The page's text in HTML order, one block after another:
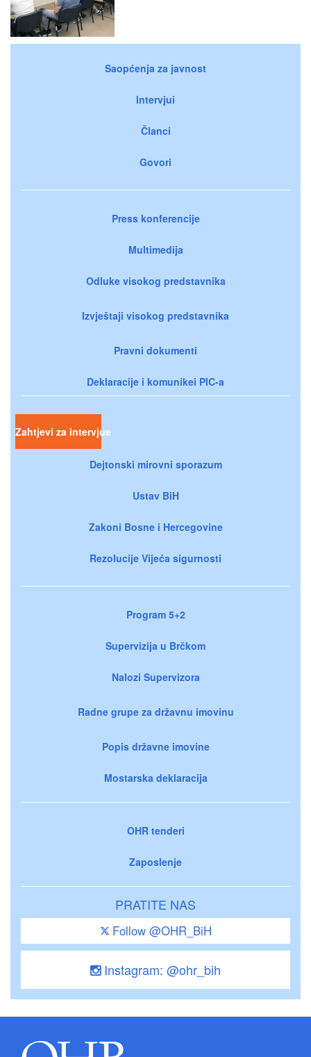
Saopćenja za javnost
Intervjui
Članci
Govori
Press konferencije
Multimedija
Odluke visokog predstavnika
Izvještaji visokog predstavnika
Pravni dokumenti
Deklaracije i komunikei PIC-a
Zahtjevi za intervjue
Dejtonski mirovni sporazum
Ustav BiH
Zakoni Bosne i Hercegovine
Rezolucije Vijeća sigurnosti
Program 5+2
Supervizija u Brčkom
Nalozi Supervizora
Radne grupe za državnu imovinu
Popis državne imovine
Mostarska deklaracija
OHR tenderi
Zaposlenje
PRATITE NAS
Follow @OHR_BiH
Instagram: @ohr_bih